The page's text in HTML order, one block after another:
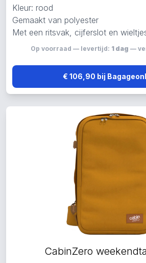
Kleur: rood
Gemaakt van polyester
Met een ritsvak, cijferslot en
Op voorraad — levertijd: 1 dag —
€ 106,90 bij
CabinZero